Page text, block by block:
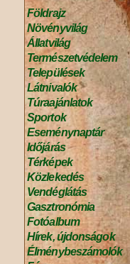
Földrajz
Növényvilág
Állatvilág
Természetvédelem
Települések
Látnivalók
Túraajánlatok
Sportok
Eseménynaptár
Időjárás
Térképek
Közlekedés
Vendéglátás
Gasztronómia
Fotóalbum
Hírek, újdonságok
Élménybeszámolók